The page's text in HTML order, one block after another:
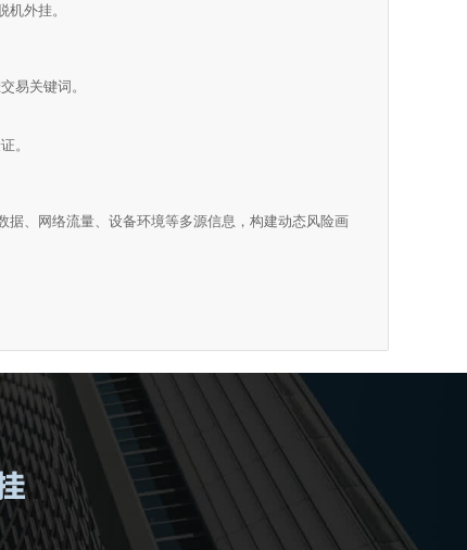
外挂。
易关键词。
。
据、网络流量、设备环境等多源信息，构建动态风险画